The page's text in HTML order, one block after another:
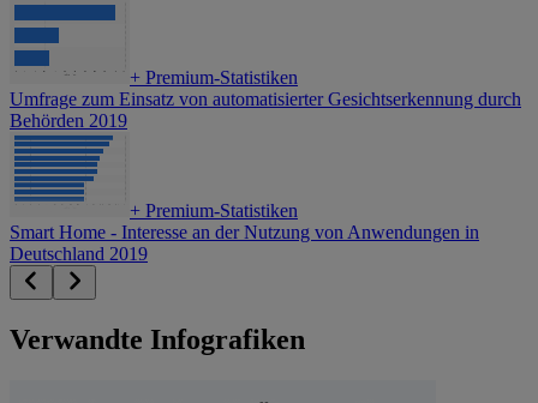
+ Premium-Statistiken
Umfrage zum Einsatz von automatisierter Gesichtserkennung durch
Behörden 2019
+ Premium-Statistiken
Smart Home - Interesse an der Nutzung von Anwendungen in
Deutschland 2019
Verwandte Infografiken